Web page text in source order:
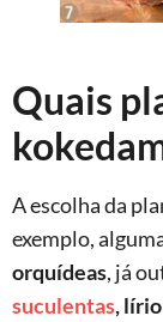
Quais
A escolha da
exemplo,
orquídeas, já
suculentas, lírio